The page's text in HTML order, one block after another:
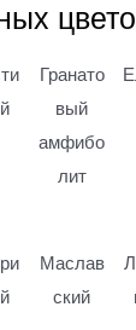
Гранато
вый
амфибо
лит
Маслав
ский